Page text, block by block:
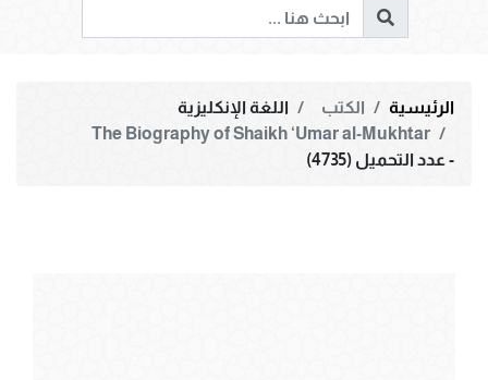
الرئيسية الكتب
اللغة الإنكليزية
The Biography of Shaikh ‘Umar al-Mukhtar
- عدد التحميل (4735)